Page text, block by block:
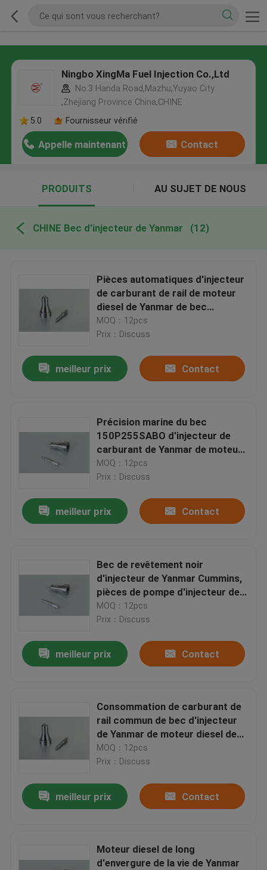
Ningbo XingMa Fuel Injection Co.,Ltd
No.3 Handa Road,Mazhu,Yuyao City
,Zhejiang Province China,CHINE
5.0
Fournisseur vérifié
Appelle maintenant Contact
PRODUITS AU SUJET DE NOUS
CHINE Bec d'injecteur de Yanmar (12)
Pièces automatiques d'injecteur
de carburant de rail de moteur
diesel de Yanmar de bec
commun d'injecteur
MOQ：12pcs
Prix：Discuss
meilleur prix Contact
Précision marine du bec
150P255SABO d'injecteur de
carburant de Yanmar de moteur
haute
MOQ：12pcs
Prix：Discuss
meilleur prix Contact
Bec de revêtement noir
d'injecteur de Yanmar Cummins,
pièces de pompe d'injecteur de
Yanmar
MOQ：12pcs
Prix：Discuss
meilleur prix Contact
Consommation de carburant de
rail commun de bec d'injecteur
de Yanmar de moteur diesel de
pièces d'auto basse
MOQ：12pcs
Prix：Discuss
meilleur prix Contact
Moteur diesel de long
d'envergure de la vie de Yanmar